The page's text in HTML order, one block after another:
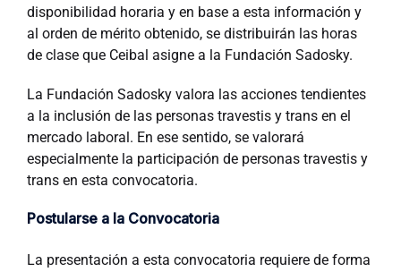
disponibilidad horaria y en base a esta información y
al orden de mérito obtenido, se distribuirán las horas
de clase que Ceibal asigne a la Fundación Sadosky.
La Fundación Sadosky valora las acciones tendientes
a la inclusión de las personas travestis y trans en el
mercado laboral. En ese sentido, se valorará
especialmente la participación de personas travestis y
trans en esta convocatoria.
Postularse a la Convocatoria
La presentación a esta convocatoria requiere de forma